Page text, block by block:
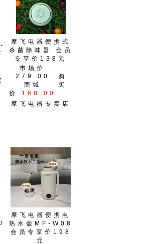
摩飞电器便携式
杀菌除味器 会员
专享价138元
市场价
279.00
购
买
商城
价 :168.00
摩飞电器专卖店
摩飞电器便携电
热水壶MF-W08
会员专享价198
元